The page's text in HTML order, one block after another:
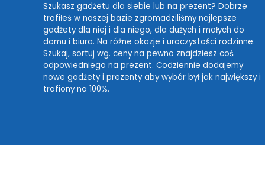
Szukasz gadżetu dla siebie lub na prezent? Dobrze
trafiłeś w naszej bazie zgromadziliśmy najlepsze
gadżety dla niej i dla niego, dla dużych i małych do
domu i biura. Na różne okazje i uroczystości rodzinne.
Szukaj, sortuj wg. ceny na pewno znajdziesz coś
odpowiedniego na prezent. Codziennie dodajemy
nowe gadżety i prezenty aby wybór był jak największy i
trafiony na 100%.